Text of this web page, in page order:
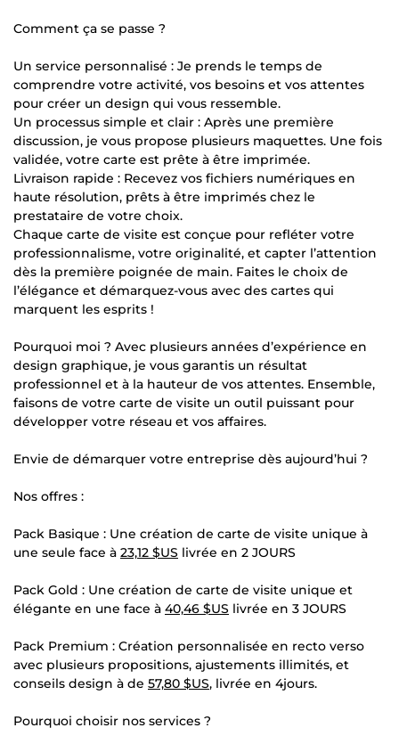
Comment ça se passe ?
Un service personnalisé : Je prends le temps de
comprendre votre activité, vos besoins et vos attentes
pour créer un design qui vous ressemble.
Un processus simple et clair : Après une première
discussion, je vous propose plusieurs maquettes. Une fois
validée, votre carte est prête à être imprimée.
Livraison rapide : Recevez vos fichiers numériques en
haute résolution, prêts à être imprimés chez le
prestataire de votre choix.
Chaque carte de visite est conçue pour refléter votre
professionnalisme, votre originalité, et capter l’attention
dès la première poignée de main. Faites le choix de
l’élégance et démarquez-vous avec des cartes qui
marquent les esprits !
Pourquoi moi ? Avec plusieurs années d’expérience en
design graphique, je vous garantis un résultat
professionnel et à la hauteur de vos attentes. Ensemble,
faisons de votre carte de visite un outil puissant pour
développer votre réseau et vos affaires.
Envie de démarquer votre entreprise dès aujourd’hui ?
Nos offres :
Pack Basique : Une création de carte de visite unique à
une seule face à 23,12 $US livrée en 2 JOURS
Pack Gold : Une création de carte de visite unique et
élégante en une face à 40,46 $US livrée en 3 JOURS
Pack Premium : Création personnalisée en recto verso
avec plusieurs propositions, ajustements illimités, et
conseils design à de 57,80 $US, livrée en 4jours.
Pourquoi choisir nos services ?